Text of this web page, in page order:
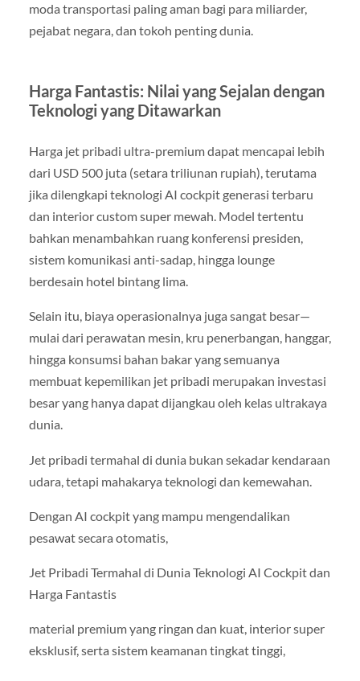
moda transportasi paling aman bagi para miliarder,
pejabat negara, dan tokoh penting dunia.
Harga Fantastis: Nilai yang Sejalan dengan
Teknologi yang Ditawarkan
Harga jet pribadi ultra-premium dapat mencapai lebih
dari USD 500 juta (setara triliunan rupiah), terutama
jika dilengkapi teknologi AI cockpit generasi terbaru
dan interior custom super mewah. Model tertentu
bahkan menambahkan ruang konferensi presiden,
sistem komunikasi anti-sadap, hingga lounge
berdesain hotel bintang lima.
Selain itu, biaya operasionalnya juga sangat besar—
mulai dari perawatan mesin, kru penerbangan, hanggar,
hingga konsumsi bahan bakar yang semuanya
membuat kepemilikan jet pribadi merupakan investasi
besar yang hanya dapat dijangkau oleh kelas ultrakaya
dunia.
Jet pribadi termahal di dunia bukan sekadar kendaraan
udara, tetapi mahakarya teknologi dan kemewahan.
Dengan AI cockpit yang mampu mengendalikan
pesawat secara otomatis,
Jet Pribadi Termahal di Dunia Teknologi AI Cockpit dan
Harga Fantastis
material premium yang ringan dan kuat, interior super
eksklusif, serta sistem keamanan tingkat tinggi,